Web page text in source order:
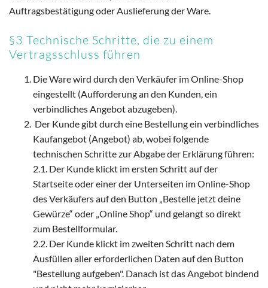
Auftragsbestätigung oder Auslieferung der Ware.
§3 Technische Schritte, die zu einem
Vertragsschluss führen
Die Ware wird durch den Verkäufer im Online-Shop
eingestellt (Aufforderung an den Kunden, ein
verbindliches Angebot abzugeben).
Der Kunde gibt durch eine Bestellung ein verbindliches
Kaufangebot (Angebot) ab, wobei folgende
technischen Schritte zur Abgabe der Erklärung führen:
2.1. Der Kunde klickt im ersten Schritt auf der
Startseite oder einer der Unterseiten im Online-Shop
des Verkäufers auf den Button „Bestelle jetzt deine
Gewürze“ oder „Online Shop“ und gelangt so direkt
zum Bestellformular.
2.2. Der Kunde klickt im zweiten Schritt nach dem
Ausfüllen aller erforderlichen Daten auf den Button
"Bestellung aufgeben". Danach ist das Angebot bindend